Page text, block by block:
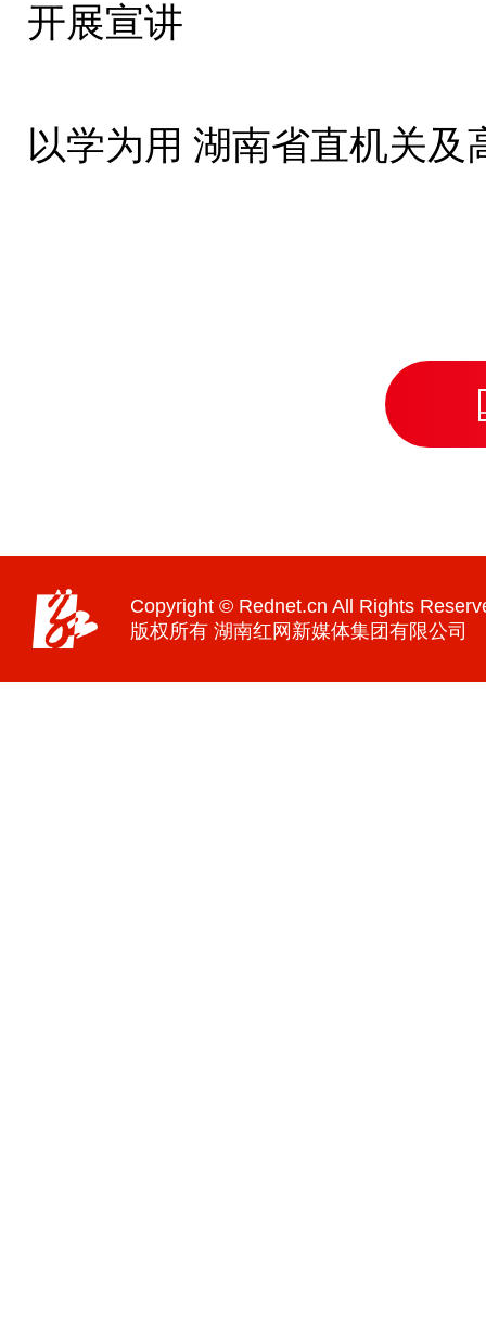
开展宣讲
以学为用 湖南省直机关
Copyright © Rednet.cn All Rights
版权所有 湖南红网新媒体集团有限公司